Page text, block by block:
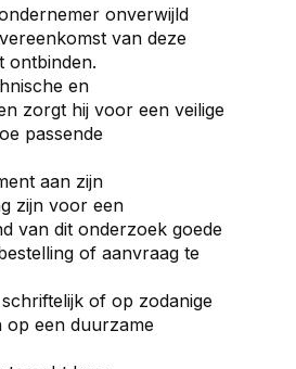
onverwijld
van deze
ontbinden.
en
zorgt hij voor een veilige
passende
aan zijn
zijn voor een
van dit onderzoek goede
of aanvraag te
of op zodanige
op een duurzame